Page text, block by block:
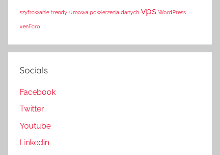
szyfrowanie trendy umowa powierzenia danych vps WordPress
xenForo
Socials
Facebook
Twitter
Youtube
Linkedin